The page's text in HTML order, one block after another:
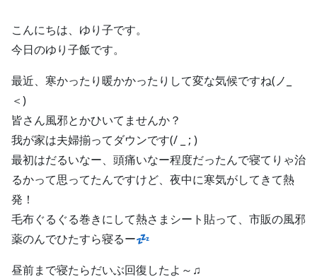
こんにちは、ゆり子です。
今日のゆり子飯です。
最近、寒かったり暖かかったりして変な気候ですね(ノ_
＜)
皆さん風邪とかひいてませんか？
我が家は夫婦揃ってダウンです(/ _ ; )
最初はだるいなー、頭痛いなー程度だったんで寝てりゃ治
るかって思ってたんですけど、夜中に寒気がしてきて熱
発！
毛布ぐるぐる巻きにして熱さまシート貼って、市販の風邪
薬のんでひたすら寝るー💤
昼前まで寝たらだいぶ回復したよ～♫